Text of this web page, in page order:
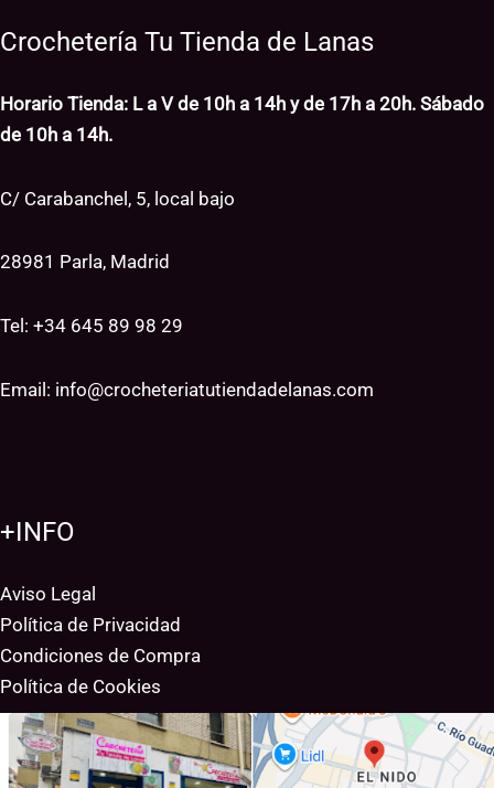
Crochetería Tu Tienda de Lanas
Horario Tienda: L a V de 10h a 14h y de 17h a 20h. Sábado
de 10h a 14h.
C/ Carabanchel, 5, local bajo
28981 Parla, Madrid
Tel: +34 645 89 98 29
Email: info@crocheteriatutiendadelanas.com
+INFO
Aviso Legal
Política de Privacidad
Condiciones de Compra
Política de Cookies